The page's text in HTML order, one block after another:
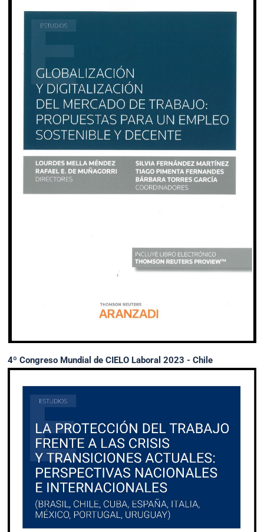
4º Congreso Mundial de CIELO Laboral 2023 - Chile